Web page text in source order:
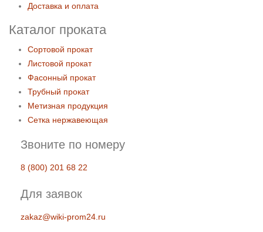
Доставка и оплата
Каталог проката
Сортовой прокат
Листовой прокат
Фасонный прокат
Трубный прокат
Метизная продукция
Сетка нержавеющая
Звоните по номеру
8 (800) 201 68 22
Для заявок
zakaz@wiki-prom24.ru